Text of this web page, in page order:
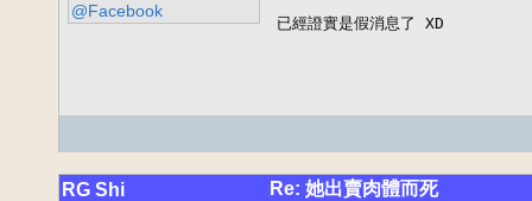
@Facebook
已經證實是假消息了 XD
RG Shi Re: 她出賣肉體而死